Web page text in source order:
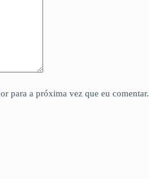
para a próxima vez que eu comentar.